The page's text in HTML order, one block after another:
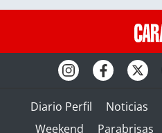
Diario Perfil Noticias
Weekend
Parabrisas